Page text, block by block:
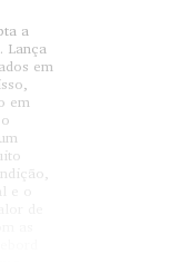
a
Lança
em
em
e o